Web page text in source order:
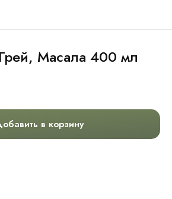
Масала 400 мл
в корзину